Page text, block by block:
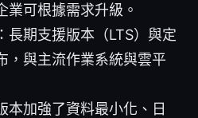
業可根據需求升級。
長期支援版本（LTS）與定
，與主流作業系統與雲平
本加強了資料最小化、日